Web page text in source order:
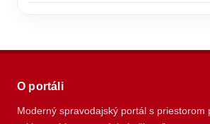
O portáli
Moderný spravodajský portál s priestorom